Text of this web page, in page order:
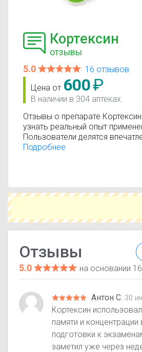
Кортексин
отзывы
5.0
16 отзывов
Цена от 600₽
В наличии в 304 аптеках
Отзывы о препарате
узнать реальный опыт
Пользователи делятся
эффективности, переносимости
Подробнее
Отзывы
5.0 на основании
Антон С. 30
Кортексин
памяти и концентрации
подготовки к
заметил уже через